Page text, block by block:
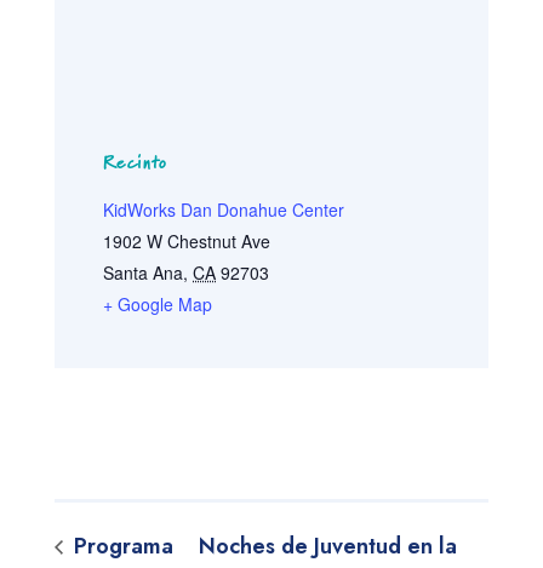
Recinto
KidWorks Dan Donahue Center
1902 W Chestnut Ave
Santa Ana, CA 92703
+ Google Map
Programa
Noches de Juventud en la